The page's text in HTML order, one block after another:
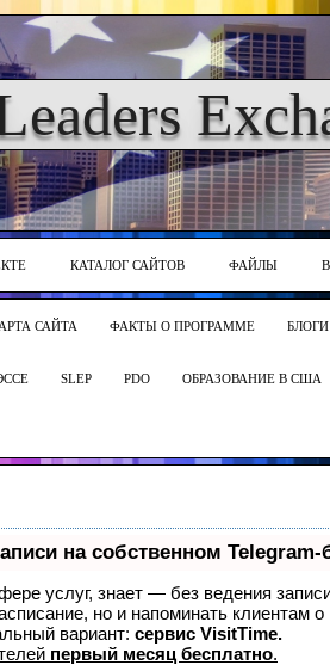
КАТАЛОГ САЙТОВ ФАЙЛЫ
САЙТА ФАКТЫ О ПРОГРАММЕ
SLEP PDO ОБРАЗОВАНИЕ В США
на собственном Telegram-
услуг, знает — без ведения
но и напоминать клиентам
вариант: сервис VisitTime.
первый месяц бесплатно.